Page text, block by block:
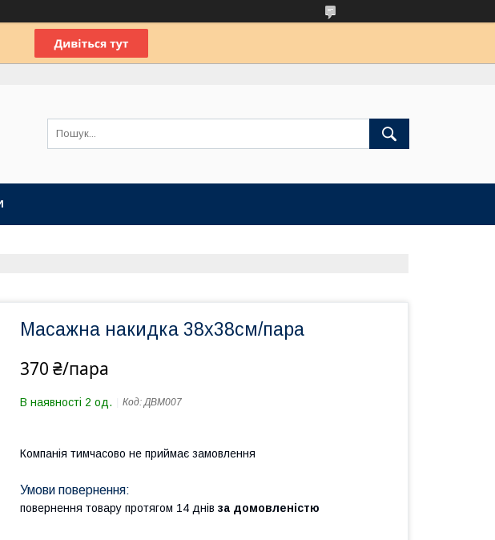
Масажна накидка 38х38см/пара
370 ₴/пара
В наявності 2 од. Код:ДВМ007
Компанія тимчасово не приймає замовлення
повернення товару протягом 14 днів за домовленістю